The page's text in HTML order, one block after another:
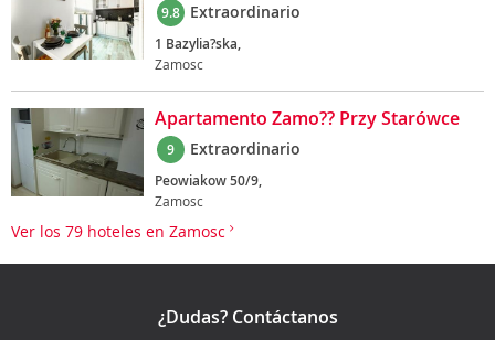
9.8 Extraordinario
1 Bazylia?ska,
Zamosc
Apartamento Zamo?? Przy Starówce
9 Extraordinario
Peowiakow 50/9,
Zamosc
Ver los 79 hoteles en Zamosc
¿Dudas? Contáctanos